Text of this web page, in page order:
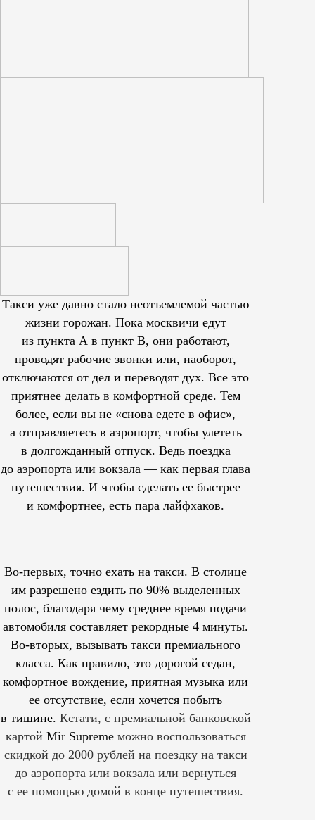
Такси уже давно стало неотъемлемой частью
жизни горожан. Пока москвичи едут
из пункта А в пункт В, они работают,
проводят рабочие звонки или, наоборот,
отключаются от дел и переводят дух. Все это
приятнее делать в комфортной среде. Тем
более, если вы не «снова едете в офис»,
а отправляетесь в аэропорт, чтобы улететь
в долгожданный отпуск. Ведь поездка
до аэропорта или вокзала — как первая глава
путешествия. И чтобы сделать ее быстрее
и комфортнее, есть пара лайфхаков.
Во-первых, точно ехать на такси. В столице
им разрешеноездить по 90% выделенных
полос, благодаря чему среднее время подачи
автомобиля составляет рекордные 4 минуты.
Во-вторых, вызывать такси премиального
класса. Как правило, это дорогой седан,
комфортное вождение, приятная музыка или
ее отсутствие, если хочется побыть
в тишине. Кстати, с премиальной банковской
картой Mir Supreme можно воспользоваться
скидкой до 2000 рублей на поездку на такси
до аэропорта или вокзала или вернуться
с ее помощью домой в конце путешествия.